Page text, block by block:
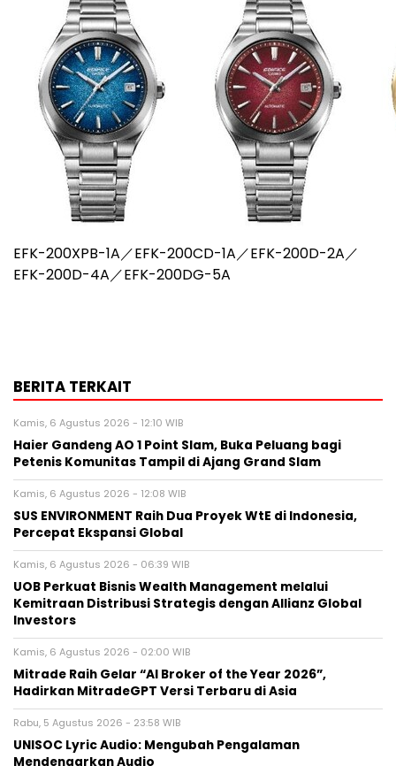
EFK-200XPB-1A／EFK-200CD-1A／EFK-200D-2A／
EFK-200D-4A／EFK-200DG-5A
BERITA TERKAIT
Kamis, 6 Agustus 2026 - 12:10 WIB
Haier Gandeng AO 1 Point Slam, Buka Peluang bagi
Petenis Komunitas Tampil di Ajang Grand Slam
Kamis, 6 Agustus 2026 - 12:08 WIB
SUS ENVIRONMENT Raih Dua Proyek WtE di Indonesia,
Percepat Ekspansi Global
Kamis, 6 Agustus 2026 - 06:39 WIB
UOB Perkuat Bisnis Wealth Management melalui
Kemitraan Distribusi Strategis dengan Allianz Global
Investors
Kamis, 6 Agustus 2026 - 02:00 WIB
Mitrade Raih Gelar “AI Broker of the Year 2026”,
Hadirkan MitradeGPT Versi Terbaru di Asia
Rabu, 5 Agustus 2026 - 23:58 WIB
UNISOC Lyric Audio: Mengubah Pengalaman
Mendengarkan Audio